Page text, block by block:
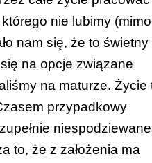
nie lubimy (mimo
nam się, że to świetny
na opcje związane
na maturze. Życie
przypadkowy
niespodziewane
to, że z założenia ma